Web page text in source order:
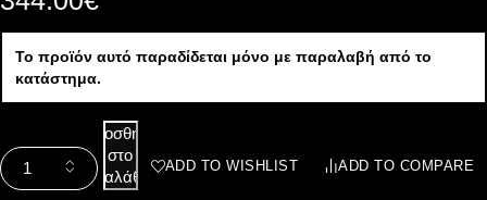
Το προϊόν αυτό παραδίδεται μόνο με παραλαβή από το
κατάστημα.
Προσθήκη
στο
καλάθι
ADD TO WISHLIST ADD TO COMPARE